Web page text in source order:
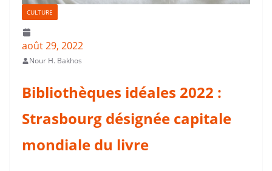
CULTURE
août 29, 2022
Nour H. Bakhos
Bibliothèques idéales 2022 :
Strasbourg désignée capitale
mondiale du livre